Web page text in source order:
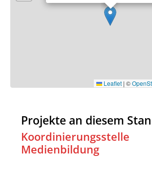
Leaflet | ©
Projekte an diesem
Koordinierungsstelle
Medienbildung